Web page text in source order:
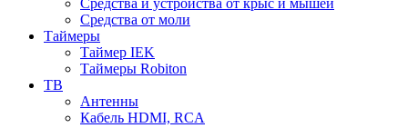
Средства и устройства от крыс и мышей
Средства от моли
Таймеры
Таймер IEK
Таймеры Robiton
ТВ
Антенны
Кабель HDMI, RCA